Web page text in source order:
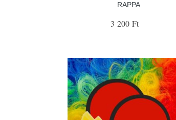
RAPPA
3 200 Ft